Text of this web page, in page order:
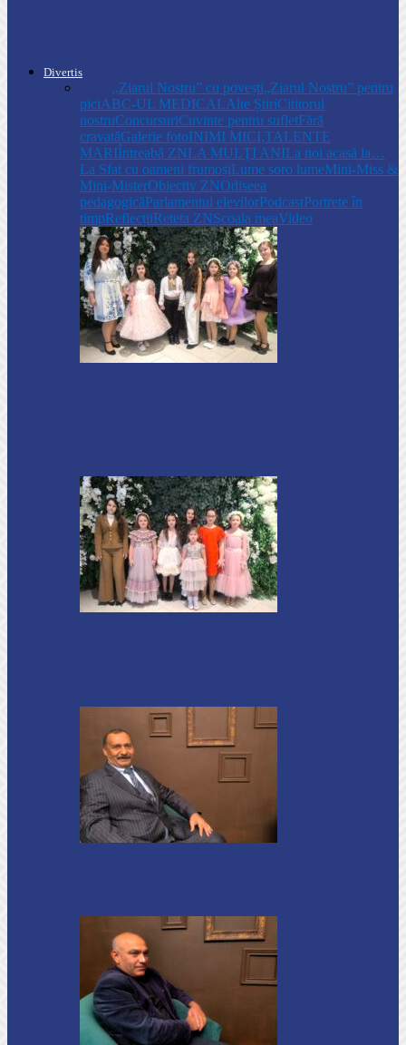
Divertis
,,Ziarul Nostru” cu povești„Ziarul Nostru” pentru
piciABC-UL MEDICALAlte ȘtiriCititorul
nostruConcursuriCuvinte pentru sufletFără
cravatăGalerie fotoINIMI MICI,TALENTE
MARIÎntreabă ZNLA MULŢI ANILa noi acasă la…
La Sfat cu oameni frumoșiLume soro lumeMini-Miss &
Mini-MisterObiectiv ZNOdiseea
pedagogicăParlamentul elevilorPodcastPortrete în
timpReflecțiiReteta ZNȘcoala meaVideo